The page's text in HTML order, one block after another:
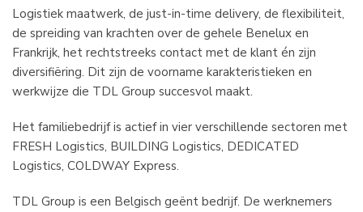
Logistiek maatwerk, de just-in-time delivery, de flexibiliteit,
de spreiding van krachten over de gehele Benelux en
Frankrijk, het rechtstreeks contact met de klant én zijn
diversifiëring. Dit zijn de voorname karakteristieken en
werkwijze die TDL Group succesvol maakt.
Het familiebedrijf is actief in vier verschillende sectoren met
FRESH Logistics, BUILDING Logistics, DEDICATED
Logistics, COLDWAY Express.
TDL Group is een Belgisch geënt bedrijf. De werknemers